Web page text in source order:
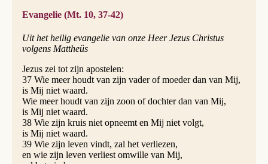
Evangelie (Mt. 10, 37-42)
Uit het heilig evangelie van onze Heer Jezus Christus
volgens Mattheüs
Jezus zei tot zijn apostelen:
37 Wie meer houdt van zijn vader of moeder dan van Mij,
is Mij niet waard.
Wie meer houdt van zijn zoon of dochter dan van Mij,
is Mij niet waard.
38 Wie zijn kruis niet opneemt en Mij niet volgt,
is Mij niet waard.
39 Wie zijn leven vindt, zal het verliezen,
en wie zijn leven verliest omwille van Mij,